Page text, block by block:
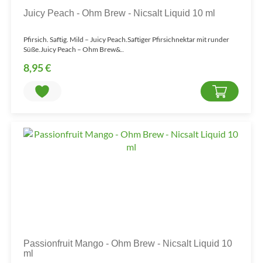
Juicy Peach - Ohm Brew - Nicsalt Liquid 10 ml
Pfirsich. Saftig. Mild – Juicy Peach.Saftiger Pfirsichnektar mit runder
Süße.Juicy Peach – Ohm Brew&..
8,95 €
Passionfruit Mango - Ohm Brew - Nicsalt Liquid 10
ml